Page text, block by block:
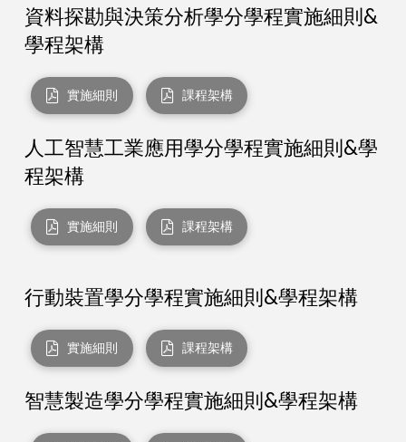
資料探勘與決策分析學分學程實施細則&
學程架構
實施細則 課程架構
人工智慧工業應用學分學程實施細則&學
程架構
實施細則 課程架構
行動裝置學分學程實施細則&學程架構
實施細則 課程架構
智慧製造學分學程實施細則&學程架構